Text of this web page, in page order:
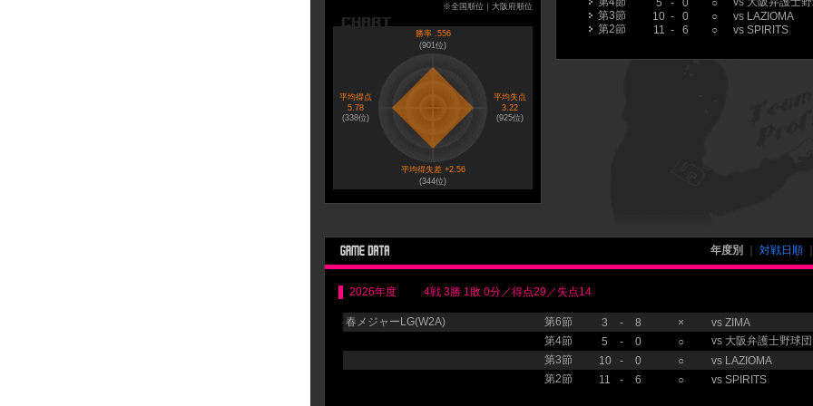
※全国順位｜大阪府順位
勝率 .556
(901位)
平均得点
5.78
(338位)
平均失点
3.22
(925位)
平均得失差 +2.56
(344位)
第3節
10 - 0 ○ vs LAZIOMA
第2節
11 - 6 ○ vs SPIRITS
年度別 ｜ 対戦日順 ｜
2026年度 4戦 3勝 1敗 0分／得点29／失点14
春メジャーLG(W2A) 第6節 3 - 8 × vs ZIMA
第4節
5 - 0 ○ vs 大阪弁護士野球団
第3節
10 - 0 ○ vs LAZIOMA
第2節
11 - 6 ○ vs SPIRITS